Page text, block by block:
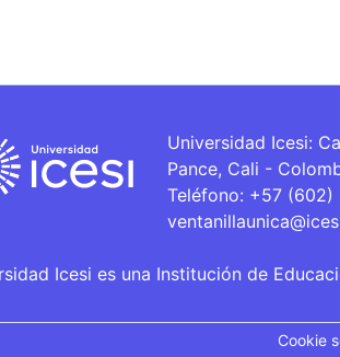
Universidad Icesi:
Pance, Cali -
Teléfono: +57
Icesi es una Institución de
Cookie